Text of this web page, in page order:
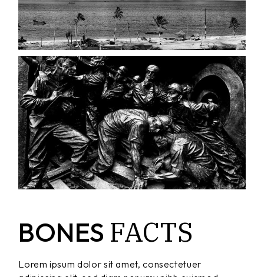
BONES FACTS
Lorem ipsum dolor sit amet, consectetuer